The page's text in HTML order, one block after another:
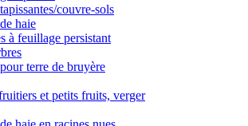
couvre-sols
haie
à feuillage persistant
terre de bruyère
et petits fruits, verger